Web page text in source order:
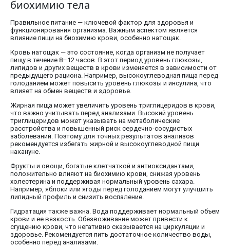
биохимию тела
Правильное питание — ключевой фактор для здоровья и
функционирования организма. Важным аспектом является
влияние пищи на биохимию крови, особенно натощак.
Кровь натощак — это состояние, когда организм не получает
пищу в течение 8–12 часов. В этот период уровень глюкозы,
липидов и других веществ в крови изменяется в зависимости от
предыдущего рациона. Например, высокоуглеводная пища перед
голоданием может повысить уровень глюкозы и инсулина, что
влияет на обмен веществ и здоровье.
Жирная пища может увеличить уровень триглицеридов в крови,
что важно учитывать перед анализами. Высокий уровень
триглицеридов может указывать на метаболические
расстройства и повышенный риск сердечно-сосудистых
заболеваний. Поэтому для точных результатов анализов
рекомендуется избегать жирной и высокоуглеводной пищи
накануне.
Фрукты и овощи, богатые клетчаткой и антиоксидантами,
положительно влияют на биохимию крови, снижая уровень
холестерина и поддерживая нормальный уровень сахара.
Например, яблоки или ягоды перед голоданием могут улучшить
липидный профиль и снизить воспаление.
Гидратация также важна. Вода поддерживает нормальный объем
крови и ее вязкость. Обезвоживание может привести к
сгущению крови, что негативно сказывается на циркуляции и
здоровье. Рекомендуется пить достаточное количество воды,
особенно перед анализами.